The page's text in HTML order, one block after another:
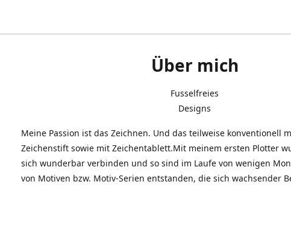
Über mich
Fusselfreies
Designs
Meine Passion ist das Zeichnen. Und das teilweise konventionell
Zeichenstift sowie mit Zeichentablett.Mit meinem ersten Plotter
sich wunderbar verbinden und so sind im Laufe von wenigen
von Motiven bzw. Motiv-Serien entstanden, die sich wachsender